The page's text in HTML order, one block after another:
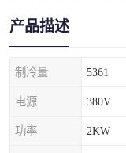
产品描述
制冷量 5361
电源 380V
功率 2KW